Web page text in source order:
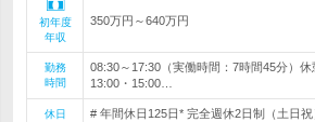
初年度
年収
350万円～640万円
勤務
時間
08:30～17:30（実働時間：7時間45分）
13:00・15:00…
休日
# 年間休日125日* 完全週休2日制（土日